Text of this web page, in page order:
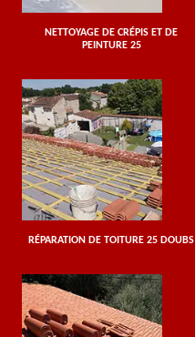
NETTOYAGE DE CRÉPIS ET DE
PEINTURE 25
RÉPARATION DE TOITURE 25 DOUBS